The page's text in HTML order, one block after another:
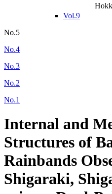
Vol.9
No.5
No.4
No.3
No.2
No.1
Internal and
Structures of
Rainbands
Shigaraki,